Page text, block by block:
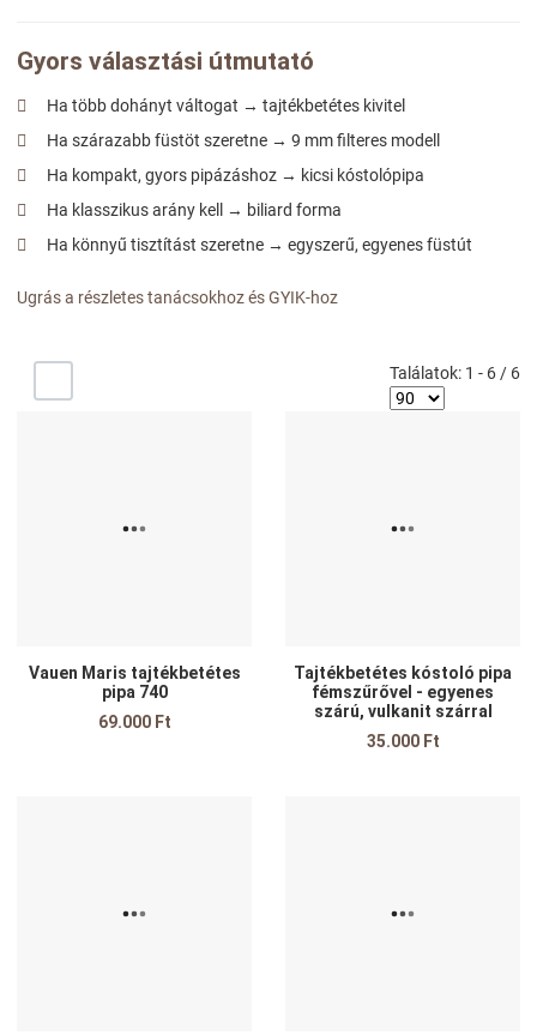
Gyors választási útmutató
Ha több dohányt váltogat → tajtékbetétes kivitel
Ha szárazabb füstöt szeretne → 9 mm filteres modell
Ha kompakt, gyors pipázáshoz → kicsi kóstolópipa
Ha klasszikus arány kell → biliard forma
Ha könnyű tisztítást szeretne → egyszerű, egyenes füstút
Ugrás a részletes tanácsokhoz és GYIK-hoz
Találatok: 1 - 6 / 6
Vauen Maris tajtékbetétes
pipa 740
69.000 Ft
Tajtékbetétes kóstoló pipa
fémszűrővel - egyenes
szárú, vulkanit szárral
35.000 Ft